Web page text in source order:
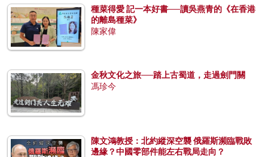
種菜得愛 記一本好書──讀吳燕青的《在香港
的離島種菜》
陳家偉
金秋文化之旅──踏上古蜀道，走過劍門關
馮珍今
陳文鴻教授：北約縱深空襲 俄羅斯瀕臨戰敗
邊緣？中國零部件能左右戰局走向？